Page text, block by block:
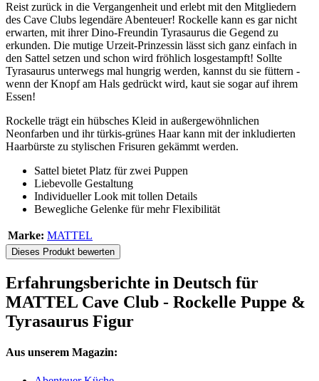
Reist zurück in die Vergangenheit und erlebt mit den Mitgliedern
des Cave Clubs legendäre Abenteuer! Rockelle kann es gar nicht
erwarten, mit ihrer Dino-Freundin Tyrasaurus die Gegend zu
erkunden. Die mutige Urzeit-Prinzessin lässt sich ganz einfach in
den Sattel setzen und schon wird fröhlich losgestampft! Sollte
Tyrasaurus unterwegs mal hungrig werden, kannst du sie füttern -
wenn der Knopf am Hals gedrückt wird, kaut sie sogar auf ihrem
Essen!
Rockelle trägt ein hübsches Kleid in außergewöhnlichen
Neonfarben und ihr türkis-grünes Haar kann mit der inkludierten
Haarbürste zu stylischen Frisuren gekämmt werden.
Sattel bietet Platz für zwei Puppen
Liebevolle Gestaltung
Individueller Look mit tollen Details
Bewegliche Gelenke für mehr Flexibilität
Marke: MATTEL
Dieses Produkt bewerten
Erfahrungsberichte in Deutsch für
MATTEL Cave Club - Rockelle Puppe &
Tyrasaurus Figur
Aus unserem Magazin: